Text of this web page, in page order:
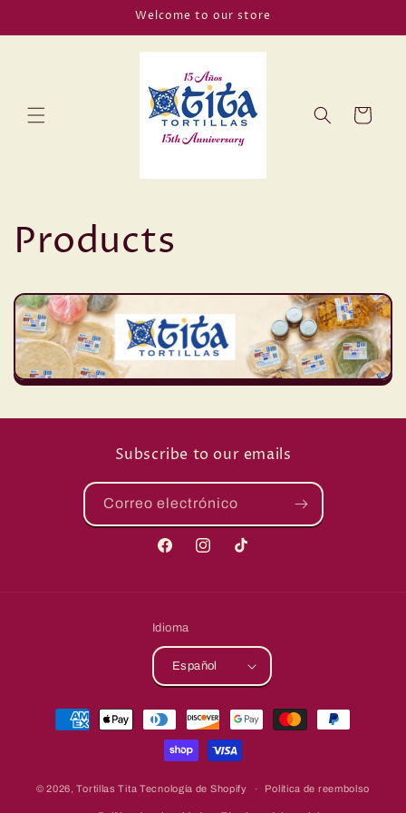
al contenido
Welcome to our store
Carrito
Products
Subscribe to our emails
Correo electrónico
FacebookInstagramTikTok
Idioma
Español
Formas
© 2026,Tortillas Tita Tecnología de Shopify Política de reembolso